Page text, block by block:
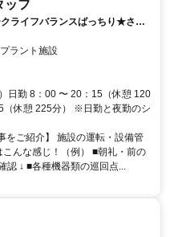
ッフ
ライフバランスばっちり★さら
ポートもあります♪
却プラント施設
日勤 8：00 〜 20：15（休憩 120
（休憩 225分） ※日勤と夜勤のシ
をご紹介】 施設の運転・設備管
んな感じ！（例） ■朝礼・前の
認 ↓ ■各種機器類の巡回点...